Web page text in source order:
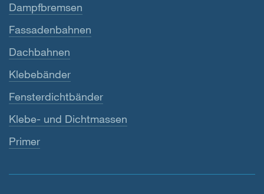
Dampfbremsen
Fassadenbahnen
Dachbahnen
Klebebänder
Fensterdichtbänder
Klebe- und Dichtmassen
Primer